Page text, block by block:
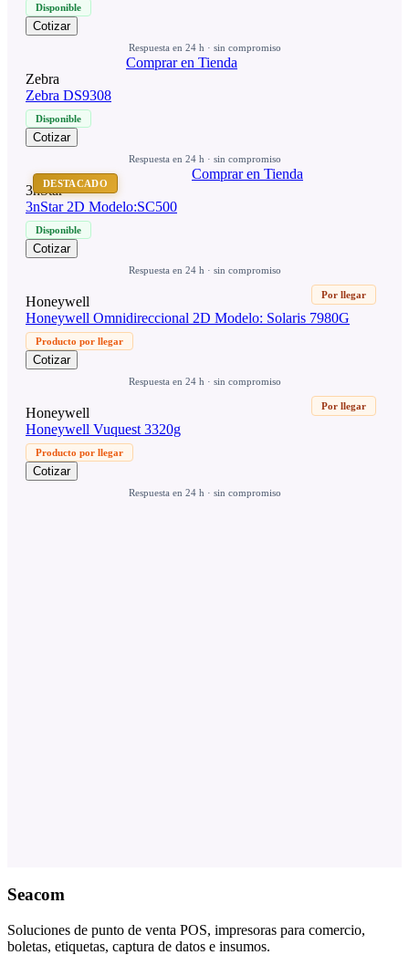
Disponible
Cotizar
Respuesta en 24 h · sin compromiso
Comprar en Tienda
Zebra
Zebra DS9308
Disponible
Cotizar
Respuesta en 24 h · sin compromiso
Comprar en Tienda
DESTACADO
3nStar
3nStar 2D Modelo:SC500
Disponible
Cotizar
Respuesta en 24 h · sin compromiso
Por llegar
Honeywell
Honeywell Omnidireccional 2D Modelo: Solaris 7980G
Producto por llegar
Cotizar
Respuesta en 24 h · sin compromiso
Por llegar
Honeywell
Honeywell Vuquest 3320g
Producto por llegar
Cotizar
Respuesta en 24 h · sin compromiso
Seacom
Soluciones de punto de venta POS, impresoras para comercio,
boletas, etiquetas, captura de datos e insumos.